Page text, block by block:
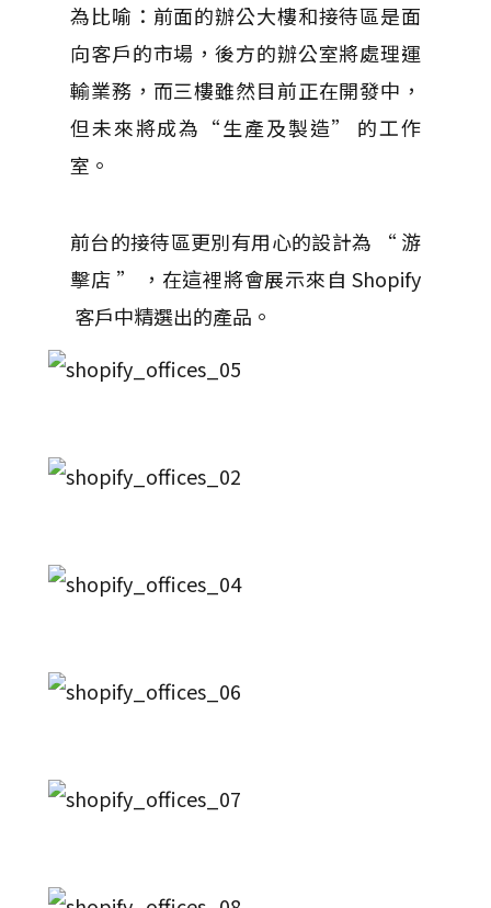
為比喻：前面的辦公大樓和接待區是面
向客戶的市場，後方的辦公室將處理運
輸業務，而三樓雖然目前正在開發中，
但未來將成為“生產及製造” 的工作
室。
前台的接待區更別有用心的設計為 “ 游
擊店 ” ，在這裡將會展示來自 Shopify
客戶中精選出的產品。